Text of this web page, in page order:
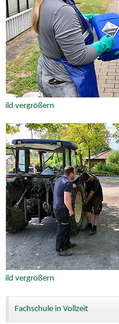
Fachschule in Vollzeit